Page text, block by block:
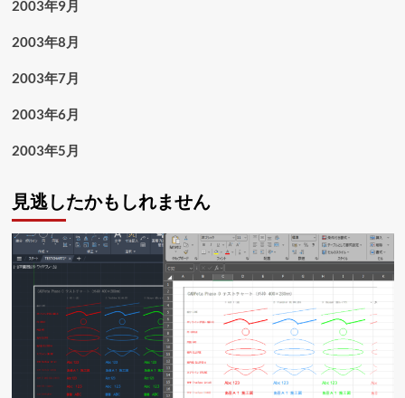
2003年9月
2003年8月
2003年7月
2003年6月
2003年5月
見逃したかもしれません